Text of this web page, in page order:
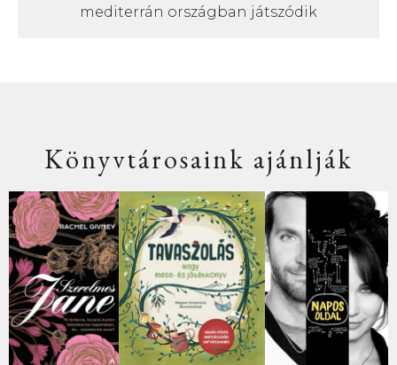
mediterrán országban játszódik
Könyvtárosaink ajánlják